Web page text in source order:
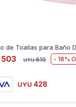
503 UYU 619 18
UYU 428